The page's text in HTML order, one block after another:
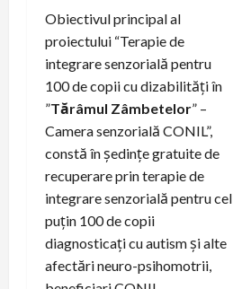
Obiectivul principal al
proiectului “Terapie de
integrare senzorială pentru
100 de copii cu dizabilități în
”Tărâmul Zâmbetelor” –
Camera senzorială CONIL”,
constă în ședințe gratuite de
recuperare prin terapie de
integrare senzorială pentru cel
puțin 100 de copii
diagnosticați cu autism și alte
afectări neuro-psihomotrii,